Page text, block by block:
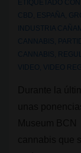
ETIQUETADO CON
CBD
ESPAÑA
INDUSTRIA
CANNABIS
CANNABIS
VIDEO
VIDEO